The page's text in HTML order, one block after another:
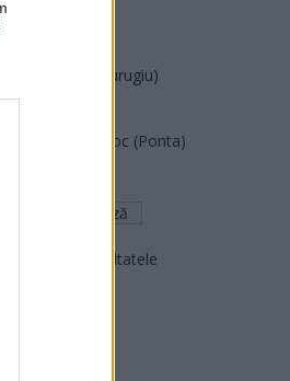
(Pavelescu)
(Terheș)
Patrioților (Surugiu)
pe Primul Loc (Ponta)
Arată rezultatele